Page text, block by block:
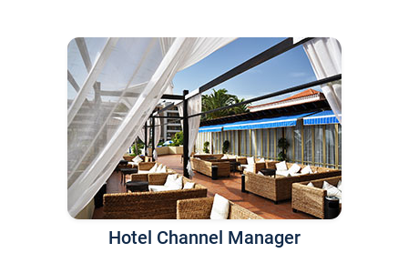
Hotel Channel Manager